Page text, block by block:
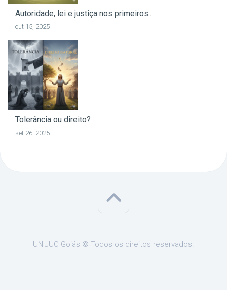
Autoridade, lei e justiça nos primeiros..
out 15, 2025
Tolerância ou direito?
set 26, 2025
UNIJUC Goiás © Todos os direitos reservados.